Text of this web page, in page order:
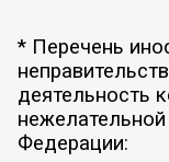
* Перечень
деятельность
Федерации: